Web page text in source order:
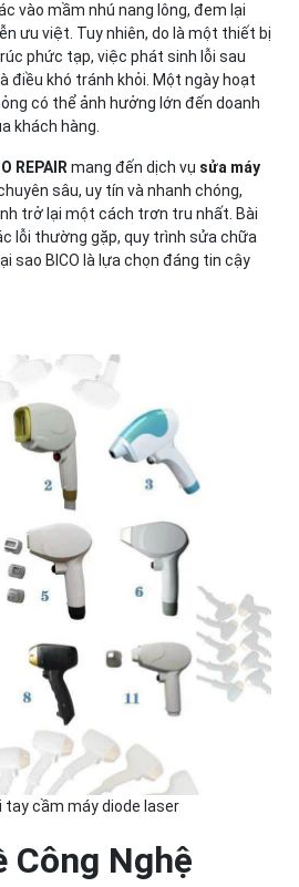
vào mầm nhú nang lông, đem lại
ưu việt. Tuy nhiên, do là một thiết bị
phức tạp, việc phát sinh lỗi sau
điều khó tránh khỏi. Một ngày hoạt
có thể ảnh hưởng lớn đến doanh
khách hàng.
REPAIR mang đến dịch vụ sửa máy
sâu, uy tín và nhanh chóng,
trở lại một cách trơn tru nhất. Bài
lỗi thường gặp, quy trình sửa chữa
sao BICO là lựa chọn đáng tin cậy
tay cầm máy diode laser
Công Nghệ